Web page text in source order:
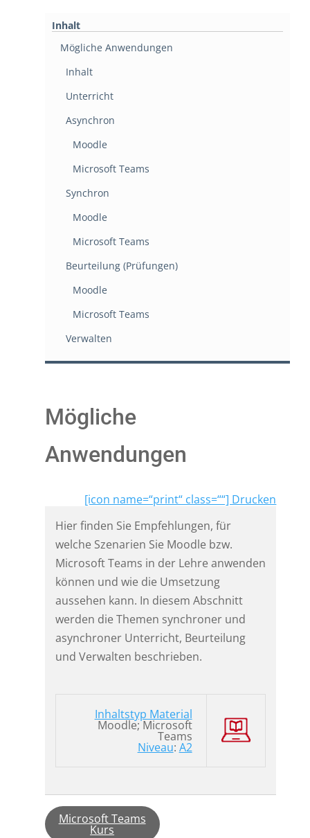
Inhalt
Mögliche Anwendungen
Inhalt
Unterricht
Asynchron
Moodle
Microsoft Teams
Synchron
Moodle
Microsoft Teams
Beurteilung (Prüfungen)
Moodle
Microsoft Teams
Verwalten
Mögliche
Anwendungen
[icon name=“print“ class=““] Drucken
Hier finden Sie Empfehlungen, für
welche Szenarien Sie Moodle bzw.
Microsoft Teams in der Lehre anwenden
können und wie die Umsetzung
aussehen kann. In diesem Abschnitt
werden die Themen synchroner und
asynchroner Unterricht, Beurteilung
und Verwalten beschrieben.
Inhaltstyp Material
Moodle; Microsoft
Teams
Niveau: A2
Microsoft Teams
Kurs